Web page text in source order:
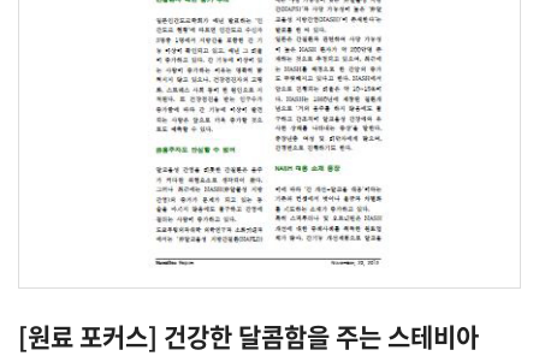
[원료 포커스] 건강한 달콤함을 주는 스테비아